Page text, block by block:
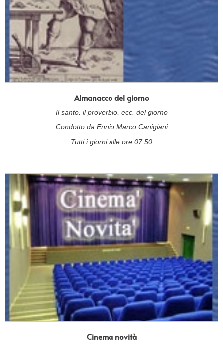
Almanacco del giorno
Il santo, il proverbio, ecc. del giorno
Condotto da Ennio Marco Canigiani
Tutti i giorni alle ore 07:50
Cinema novità